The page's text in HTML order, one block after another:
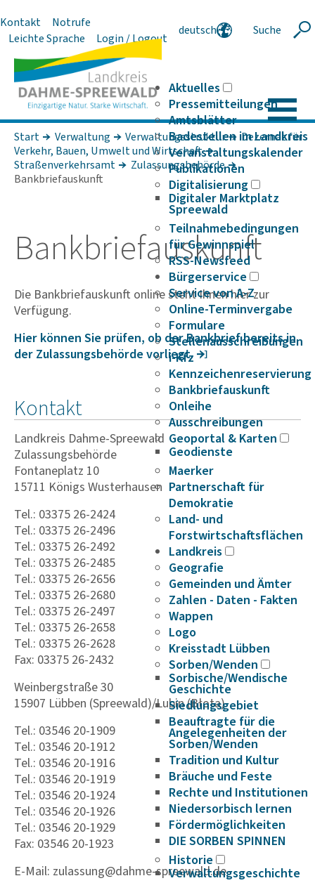
Kontakt
Notrufe
Leichte Sprache
Login / Logout
deutsch
Suche
Aktuelles
Pressemitteilungen
Amtsblätter
Badestellen im Landkreis
Veranstaltungskalender
Publikationen
Digitalisierung
Digitaler Marktplatz
Spreewald
Teilnahmebedingungen
für Gewinnspiel
RSS-Newsfeed
Bürgerservice
Service von A-Z
Online-Terminvergabe
Formulare
Stellenausschreibungen
i-Kfz
Kennzeichenreservierung
Bankbriefauskunft
Onleihe
Ausschreibungen
Geoportal & Karten
Geodienste
Maerker
Partnerschaft für
Demokratie
Land- und
Forstwirtschaftsflächen
Landkreis
Geografie
Gemeinden und Ämter
Zahlen - Daten - Fakten
Wappen
Logo
Kreisstadt Lübben
Sorben/Wenden
Sorbische/Wendische
Geschichte
Siedlungsgebiet
Beauftragte für die
Angelegenheiten der
Sorben/Wenden
Tradition und Kultur
Bräuche und Feste
Rechte und Institutionen
Niedersorbisch lernen
Fördermöglichkeiten
DIE SORBEN SPINNEN
Historie
Verwaltungsgeschichte
Start Verwaltung Verwaltungsstruktur
Dezernat für
Verkehr, Bauen, Umwelt und Wirt­schaft
Straßenverkehrsamt
Zulassungsbehörde
Bankbriefauskunft
Bank­briefaus­kunft
Die Bankbriefauskunft online steht Ihnen hier zur
Verfügung.
Hier können Sie prüfen, ob der Bank­brief bereits in
der Zulas­sungs­be­hörde vorliegt.
Kontakt
Landkreis Dahme-Spreewald
Zulassungsbehörde
Fontaneplatz 10
15711 Königs Wusterhausen
Tel.: 03375 26-2424
Tel.: 03375 26-2496
Tel.: 03375 26-2492
Tel.: 03375 26-2485
Tel.: 03375 26-2656
Tel.: 03375 26-2680
Tel.: 03375 26-2497
Tel.: 03375 26-2658
Tel.: 03375 26-2628
Fax: 03375 26-2432
Weinbergstraße 30
15907 Lübben (Spreewald)/Lubin (Błota)
Tel.: 03546 20-1909
Tel.: 03546 20-1912
Tel.: 03546 20-1916
Tel.: 03546 20-1919
Tel.: 03546 20-1924
Tel.: 03546 20-1926
Tel.: 03546 20-1929
Fax: 03546 20-1923
E-Mail: zulassung@dahme-spreewald.de